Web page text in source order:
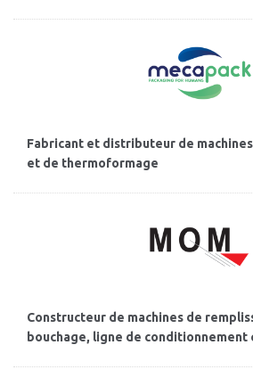
Fabricant et distributeur de
et de thermoformage
Constructeur de machines de
bouchage, ligne de conditionnement